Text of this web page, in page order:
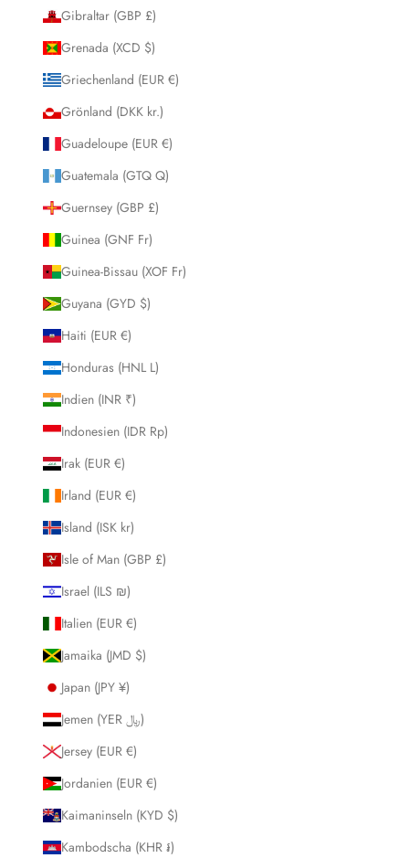
Gibraltar (GBP £)
Grenada (XCD $)
Griechenland (EUR €)
Grönland (DKK kr.)
Guadeloupe (EUR €)
Guatemala (GTQ Q)
Guernsey (GBP £)
Guinea (GNF Fr)
Guinea-Bissau (XOF Fr)
Guyana (GYD $)
Haiti (EUR €)
Honduras (HNL L)
Indien (INR ₹)
Indonesien (IDR Rp)
Irak (EUR €)
Irland (EUR €)
Island (ISK kr)
Isle of Man (GBP £)
Israel (ILS ₪)
Italien (EUR €)
Jamaika (JMD $)
Japan (JPY ¥)
Jemen (YER ﷼)
Jersey (EUR €)
Jordanien (EUR €)
Kaimaninseln (KYD $)
Kambodscha (KHR ៛)